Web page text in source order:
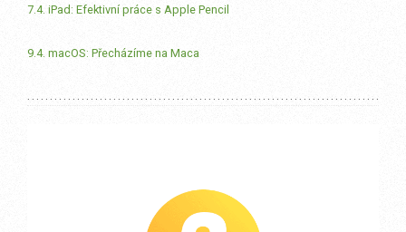
7.4. iPad: Efektivní práce s Apple Pencil
9.4. macOS: Přecházíme na Maca